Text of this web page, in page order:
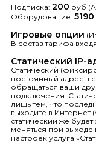
Подписка: 200 руб
Оборудование: 5190
Игровые опции
В состав тарифа
Статический IP-
Статический
постоянный адрес в
обращаться ваши
подключения.
лишь тем, что
выходите в Интернет
статический же
меняться при выходе
настроек услуга